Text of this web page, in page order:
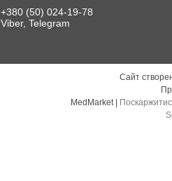
+380 (50) 024-19-78
Viber, Telegram
Сайт
MedMarket |